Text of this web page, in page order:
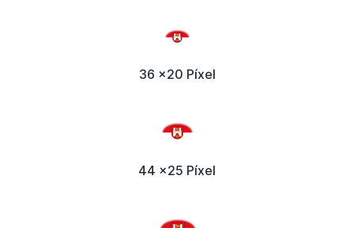
36 x20 Píxel
44 x25 Píxel